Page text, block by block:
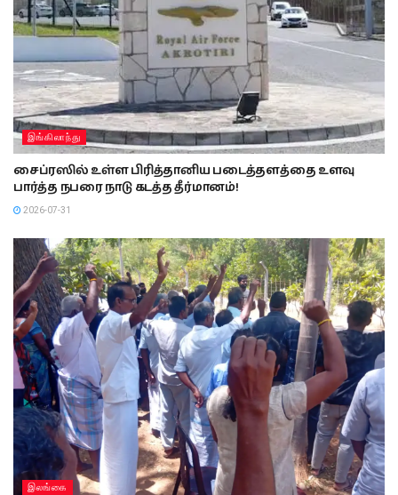
இங்கிலாந்து
சைப்ரஸில் உள்ள பிரித்தானிய படைத்தளத்தை உளவு
பார்த்த நபரை நாடு கடத்த தீர்மானம்!
2026-07-31
இலங்கை